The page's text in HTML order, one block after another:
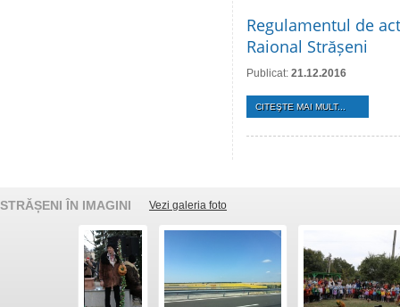
Regulamentul de
Raional Strășeni
Publicat: 21.12.2016
CITEŞTE MAI MULT...
STRĂȘENI ÎN IMAGINI Vezi galeria foto